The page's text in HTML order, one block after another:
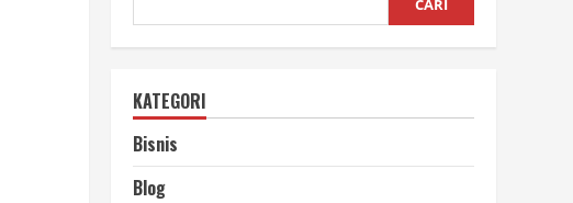
KATEGORI
Bisnis
Blog